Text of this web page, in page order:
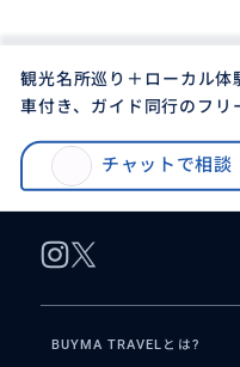
観光名所巡り＋ローカル体
車付き、ガイド同行のフリ
チャットで相談
観光名所巡り＋ローカル体験！
BUYMA TRAVELとは?